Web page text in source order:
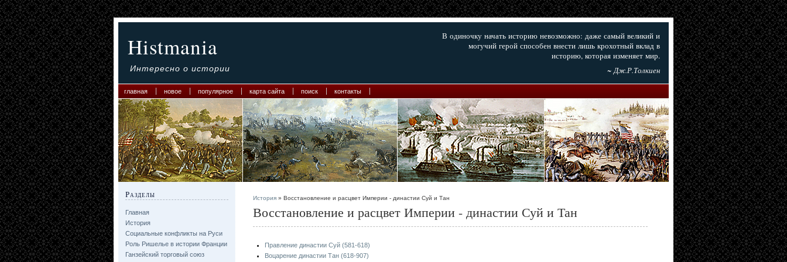
Histmania
Интересно о истории
В одиночку начать историю невозможно: даже самый великий и
могучий герой способен внести лишь крохотный вклад в
историю, которая изменяет мир.
~ Дж.Р.Толкиен
главная новое популярное карта сайта поиск контакты
Разделы
Главная
История
Социальные конфликты на Руси
Роль Ришелье в истории Франции
Ганзейский торговый союз
История » Восстановление и расцвет Империи - династии Суй и Тан
Восстановление и расцвет Империи - династии Суй и Тан
Правление династии Суй (581-618)
Воцарение династии Тан (618-907)